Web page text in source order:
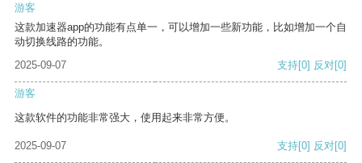
游客
这款加速器app的功能有点单一，可以增加一些新功能，比如增加一个自
动切换线路的功能。
2025-09-07
支持[0] 反对[0]
游客
这款软件的功能非常强大，使用起来非常方便。
2025-09-07 支持[0] 反对[0]